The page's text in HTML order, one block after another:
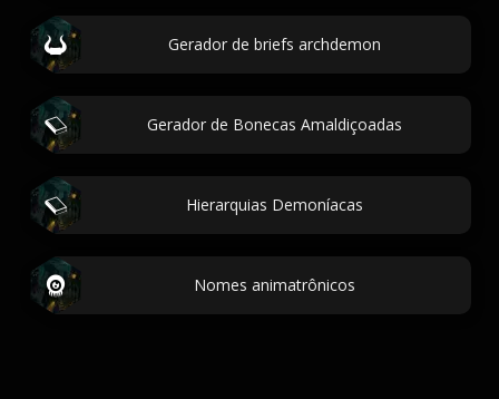
Gerador de briefs archdemon
Gerador de Bonecas Amaldiçoadas
Hierarquias Demoníacas
Nomes animatrônicos